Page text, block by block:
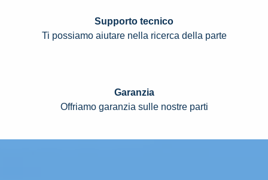
Supporto tecnico
Ti possiamo aiutare nella ricerca della parte
Garanzia
Offriamo garanzia sulle nostre parti